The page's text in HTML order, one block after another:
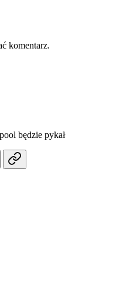
komentarz.
będzie pykał